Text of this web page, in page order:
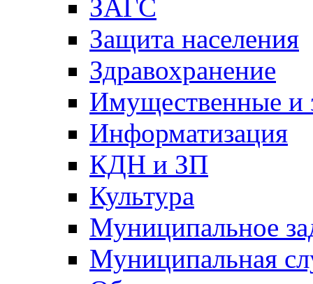
ЗАГС
Защита населения
Здравохранение
Имущественные и
Информатизация
КДН и ЗП
Культура
Муниципальное
Муниципальная